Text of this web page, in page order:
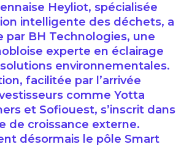
Heyliot, spécialisée
intelligente des déchets, a
par BH Technologies, une
experte en éclairage
environnementales.
facilitée par l’arrivée
comme Yotta
et Sofiouest, s’inscrit dans
de croissance externe.
désormais le pôle Smart